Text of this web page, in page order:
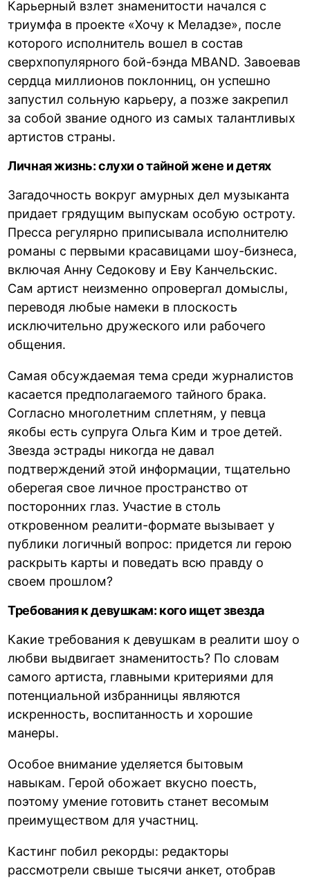
Карьерный взлет знаменитости начался с
триумфа в проекте «Хочу к Меладзе», после
которого исполнитель вошел в состав
сверхпопулярного бой-бэнда MBAND. Завоевав
сердца миллионов поклонниц, он успешно
запустил сольную карьеру, а позже закрепил
за собой звание одного из самых талантливых
артистов страны.
Личная жизнь: слухи о тайной жене и детях
Загадочность вокруг амурных дел музыканта
придает грядущим выпускам особую остроту.
Пресса регулярно приписывала исполнителю
романы с первыми красавицами шоу-бизнеса,
включая Анну Седокову и Еву Канчельскис.
Сам артист неизменно опровергал домыслы,
переводя любые намеки в плоскость
исключительно дружеского или рабочего
общения.
Самая обсуждаемая тема среди журналистов
касается предполагаемого тайного брака.
Согласно многолетним сплетням, у певца
якобы есть супруга Ольга Ким и трое детей.
Звезда эстрады никогда не давал
подтверждений этой информации, тщательно
оберегая свое личное пространство от
посторонних глаз. Участие в столь
откровенном реалити-формате вызывает у
публики логичный вопрос: придется ли герою
раскрыть карты и поведать всю правду о
своем прошлом?
Требования к девушкам: кого ищет звезда
Какие требования к девушкам в реалити шоу о
любви выдвигает знаменитость? По словам
самого артиста, главными критериями для
потенциальной избранницы являются
искренность, воспитанность и хорошие
манеры.
Особое внимание уделяется бытовым
навыкам. Герой обожает вкусно поесть,
поэтому умение готовить станет весомым
преимуществом для участниц.
Кастинг побил рекорды: редакторы
рассмотрели свыше тысячи анкет, отобрав